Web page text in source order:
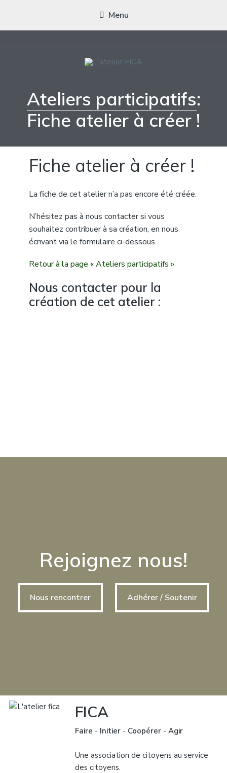
Menu
Actions conviviales écologiques et solidaires sur le territoire de
Meximieux
Ateliers participatifs:
Fiche atelier à créer !
Fiche atelier à créer !
La fiche de cet atelier n’a pas encore été créée.
N’hésitez pas à nous contacter si vous
souhaitez contribuer à sa création, en nous
écrivant via le formulaire ci-dessous.
Retour à la page « Ateliers participatifs »
Nous contacter pour la
création de cet atelier :
Rejoignez nous!
Nous rencontrer Adhérer / Soutenir
FICA
Faire - Initier- Coopérer- Agir
Une association de citoyens au service
des citoyens.